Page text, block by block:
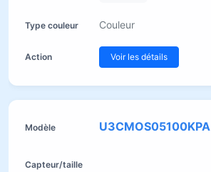
Couleur
Voir les détails
U3CMOS05100KPA